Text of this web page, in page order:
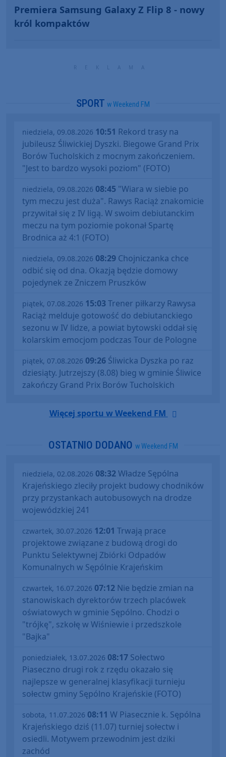
Premiera Samsung Galaxy Z Flip 8 - nowy
król kompaktów
SPORT w Weekend FM
niedziela, 09.08.2026 10:51 Rekord trasy na
jubileusz Śliwickiej Dyszki. Biegowe Grand Prix
Borów Tucholskich z mocnym zakończeniem.
"Jest to bardzo wysoki poziom" (FOTO)
niedziela, 09.08.2026 08:45 "Wiara w siebie po
tym meczu jest duża". Rawys Raciąż znakomicie
przywitał się z IV ligą. W swoim debiutanckim
meczu na tym poziomie pokonał Spartę
Brodnica aż 4:1 (FOTO)
niedziela, 09.08.2026 08:29 Chojniczanka chce
odbić się od dna. Okazją będzie domowy
pojedynek ze Zniczem Pruszków
piątek, 07.08.2026 15:03Trener piłkarzy Rawysa
Raciąż melduje gotowość do debiutanckiego
sezonu w IV lidze, a powiat bytowski oddał się
kolarskim emocjom podczas Tour de Pologne
piątek, 07.08.2026 09:26 Śliwicka Dyszka po raz
dziesiąty. Jutrzejszy (8.08) bieg w gminie Śliwice
zakończy Grand Prix Borów Tucholskich
Więcej sportu w Weekend FM
OSTATNIO DODANO w Weekend FM
niedziela, 02.08.2026 08:32Władze Sępólna
Krajeńskiego zleciły projekt budowy chodników
przy przystankach autobusowych na drodze
wojewódzkiej 241
czwartek, 30.07.2026 12:01 Trwają prace
projektowe związane z budową drogi do
Punktu Selektywnej Zbiórki Odpadów
Komunalnych w Sępólnie Krajeńskim
czwartek, 16.07.2026 07:12 Nie będzie zmian na
stanowiskach dyrektorów trzech placówek
oświatowych w gminie Sępólno. Chodzi o
"trójkę", szkołę w Wiśniewie i przedszkole
"Bajka"
poniedziałek, 13.07.2026 08:17 Sołectwo
Piaseczno drugi rok z rzędu okazało się
najlepsze w generalnej klasyfikacji turnieju
sołectw gminy Sępólno Krajeńskie (FOTO)
sobota, 11.07.2026 08:11 W Piasecznie k. Sępólna
Krajeńskiego dziś (11.07) turniej sołectw i
osiedli. Motywem przewodnim jest dziki
zachód